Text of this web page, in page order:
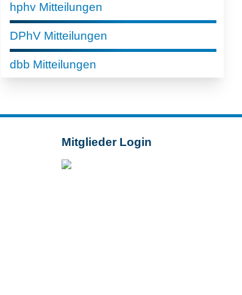
hphv Mitteilungen
DPhV Mitteilungen
dbb Mitteilungen
Mitglieder Login